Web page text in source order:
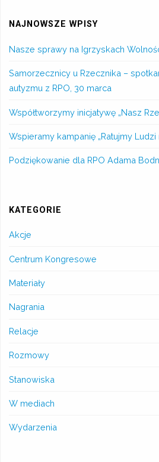
NAJNOWSZE WPISY
Nasze sprawy na Igrzyskach
Samorzecznicy u Rzecznika –
autyzmu z RPO, 30 marca
Współtworzymy inicjatywę „Nasz
Wspieramy kampanię „Ratujmy Ludzi
Podziękowanie dla RPO Adama
KATEGORIE
Akcje
Centrum Kongresowe
Materiały
Nagrania
Relacje
Rozmowy
Stanowiska
W mediach
Wydarzenia